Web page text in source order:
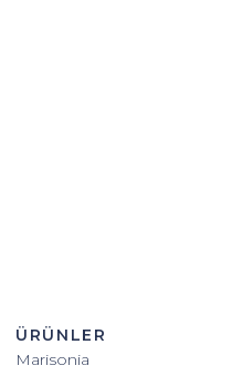
ÜRÜNLER
Marisonia